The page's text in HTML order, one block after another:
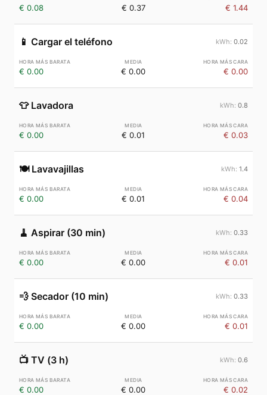
€ 0.08 € 0.37 € 1.44
📱 Cargar el teléfono 0.02
€ 0.00 € 0.00 € 0.00
👕 Lavadora 0.8
€ 0.00 € 0.01 € 0.03
🍽️ Lavavajillas 1.4
€ 0.00 € 0.01 € 0.04
🧹 Aspirar (30 min) 0.33
€ 0.00 € 0.00 € 0.01
💨 Secador (10 min) 0.33
€ 0.00 € 0.00 € 0.01
📺 TV (3 h) 0.6
€ 0.00 € 0.00 € 0.02